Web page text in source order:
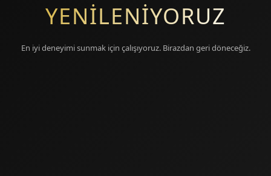
YENİLENİYORUZ
En iyi deneyimi sunmak için çalışıyoruz. Birazdan geri döneceğiz.